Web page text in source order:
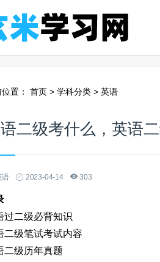
置： 首页 > 学科分类 > 英语
二级考什么，英语
2023-04-14 303
过二级必背知识
二级笔试考试内容
二级历年真题